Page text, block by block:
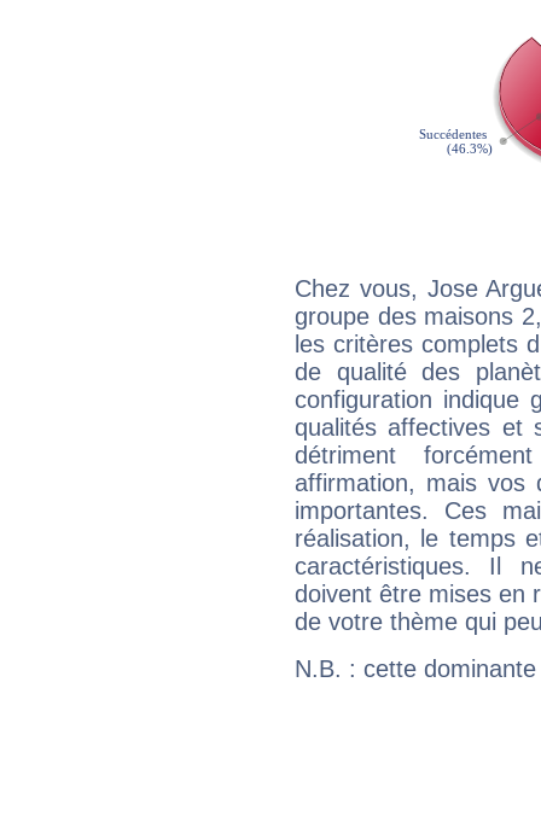
Chez vous, Jose
groupe des maisons
les critères complets
de qualité des
configuration indique
qualités affectives et
détriment
affirmation, mais
importantes. Ces
réalisation, le temps
caractéristiques. Il
doivent être mises en
de votre thème qui
N.B. : cette